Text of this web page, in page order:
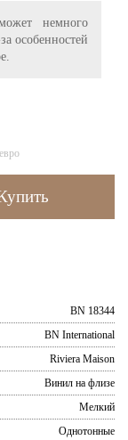
немного
особенностей
BN 18344
BN International
Riviera Maison
Винил на флизе
Мелкий
Однотонные